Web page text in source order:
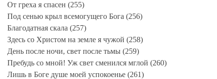
От греха я спасен (255)
Под сенью крыл всемогущего Бога (256)
Благодатная скала (257)
Здесь со Христом на земле я чужой (258)
День после ночи, свет после тьмы (259)
Пребудь со мной! Уж свет сменился мглой (260)
Лишь в Боге душе моей успокоенье (261)